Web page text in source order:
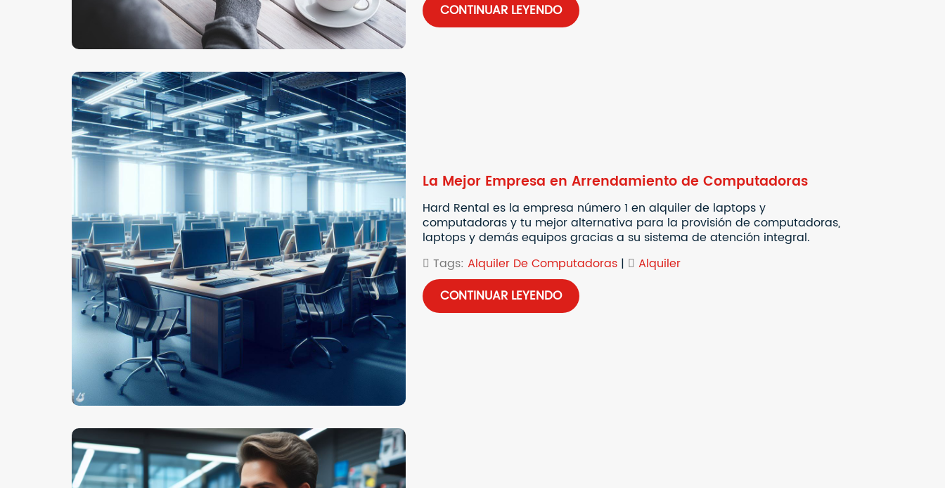
CONTINUAR LEYENDO
La Mejor Empresa en Arrendamiento de Computadoras
Hard Rental es la empresa número 1 en alquiler de laptops y
computadoras y tu mejor alternativa para la provisión de computadoras,
laptops y demás equipos gracias a su sistema de atención integral.
Tags: Alquiler De Computadoras | Alquiler
CONTINUAR LEYENDO